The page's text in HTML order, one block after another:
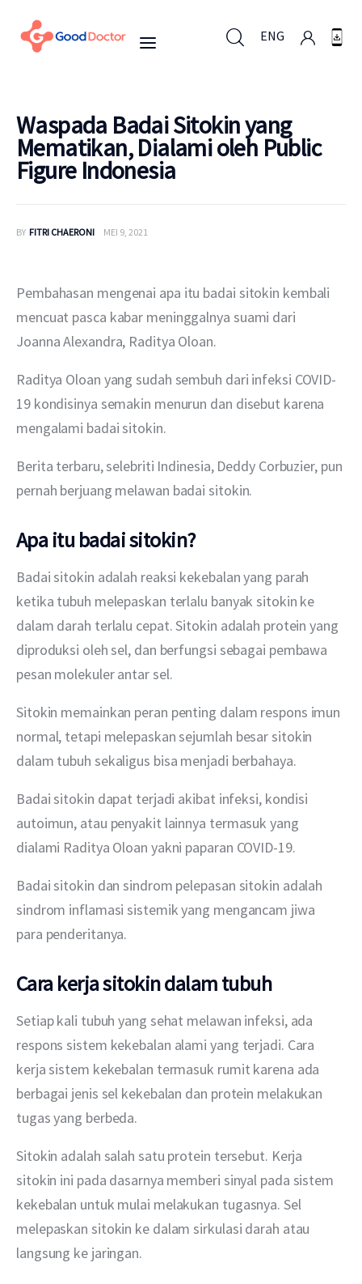
ENG
Untuk Bisnis
Layanan
Waspada Badai Sitokin yang
Mematikan, Dialami oleh Public
Figure Indonesia
BY FITRI CHAERONI MEI 9, 2021
Pembahasan mengenai apa itu badai sitokin kembali
mencuat pasca kabar meninggalnya suami dari
Joanna Alexandra, Raditya Oloan.
Raditya Oloan yang sudah sembuh dari infeksi COVID-
19 kondisinya semakin menurun dan disebut karena
mengalami badai sitokin.
Berita terbaru, selebriti Indinesia, Deddy Corbuzier, pun
pernah berjuang melawan badai sitokin.
Apa itu badai sitokin?
Badai sitokin adalah reaksi kekebalan yang parah
ketika tubuh melepaskan terlalu banyak sitokin ke
dalam darah terlalu cepat. Sitokin adalah protein yang
diproduksi oleh sel, dan berfungsi sebagai pembawa
pesan molekuler antar sel.
Sitokin memainkan peran penting dalam respons imun
normal, tetapi melepaskan sejumlah besar sitokin
dalam tubuh sekaligus bisa menjadi berbahaya.
Badai sitokin dapat terjadi akibat infeksi, kondisi
autoimun, atau penyakit lainnya termasuk yang
dialami Raditya Oloan yakni paparan COVID-19.
Badai sitokin dan sindrom pelepasan sitokin adalah
sindrom inflamasi sistemik yang mengancam jiwa
para penderitanya.
Cara kerja sitokin dalam tubuh
Setiap kali tubuh yang sehat melawan infeksi, ada
respons sistem kekebalan alami yang terjadi. Cara
kerja sistem kekebalan termasuk rumit karena ada
berbagai jenis sel kekebalan dan protein melakukan
tugas yang berbeda.
Sitokin adalah salah satu protein tersebut. Kerja
sitokin ini pada dasarnya memberi sinyal pada sistem
kekebalan untuk mulai melakukan tugasnya. Sel
melepaskan sitokin ke dalam sirkulasi darah atau
langsung ke jaringan.